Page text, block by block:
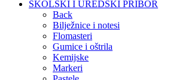
ŠKOLSKI I UREDSKI PRIBOR
Back
Bilježnice i notesi
Flomasteri
Gumice i oštrila
Kemijske
Markeri